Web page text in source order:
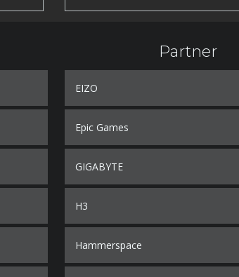
Partner
EIZO
Epic Games
GIGABYTE
H3
Hammerspace